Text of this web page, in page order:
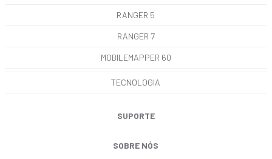
RANGER 5
RANGER 7
MOBILEMAPPER 60
TECNOLOGIA
SUPORTE
SOBRE NÓS